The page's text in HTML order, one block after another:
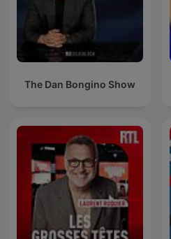
The Dan Bongino Show